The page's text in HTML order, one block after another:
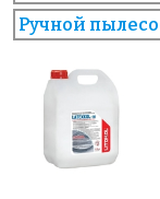
Ручной